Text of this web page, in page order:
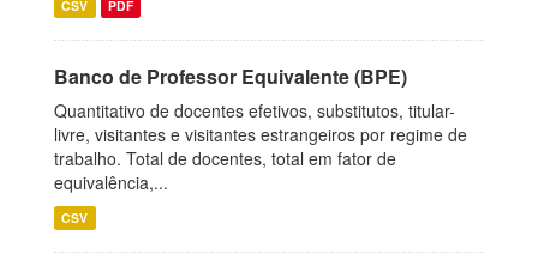
CSV PDF
Banco de Professor Equivalente (BPE)
Quantitativo de docentes efetivos, substitutos, titular-
livre, visitantes e visitantes estrangeiros por regime de
trabalho. Total de docentes, total em fator de
equivalência,...
CSV